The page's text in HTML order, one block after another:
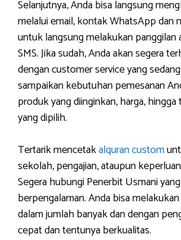
Selanjutnya, Anda bisa langsung
melalui email, kontak WhatsApp dan
untuk langsung melakukan panggilan
SMS. Jika sudah, Anda akan segera
dengan customer service yang
sampaikan kebutuhan pemesanan
produk yang diinginkan, harga,
yang dipilih.
Tertarik mencetakalquran custom
sekolah, pengajian, ataupun
Segera hubungi Penerbit Usmani
berpengalaman. Anda bisa
dalam jumlah banyak dan dengan
cepat dan tentunya berkualitas.